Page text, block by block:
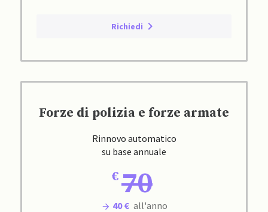
Richiedi
Forze di polizia e forze armate
Rinnovo automatico
su base annuale
70
40 € all'anno